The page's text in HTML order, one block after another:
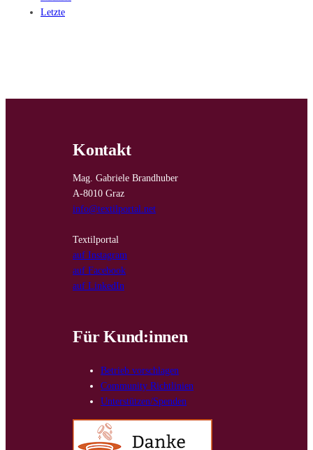
Letzte
Kontakt
Mag. Gabriele Brandhuber
A-8010 Graz
info@textilportal.net
Textilportal
auf Instagram
auf Facebook
auf LinkedIn
Für Kund:innen
Betrieb vorschlagen
Community Richtlinien
Unterstützen/Spenden